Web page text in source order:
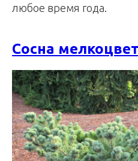
любое время года.
Сосна